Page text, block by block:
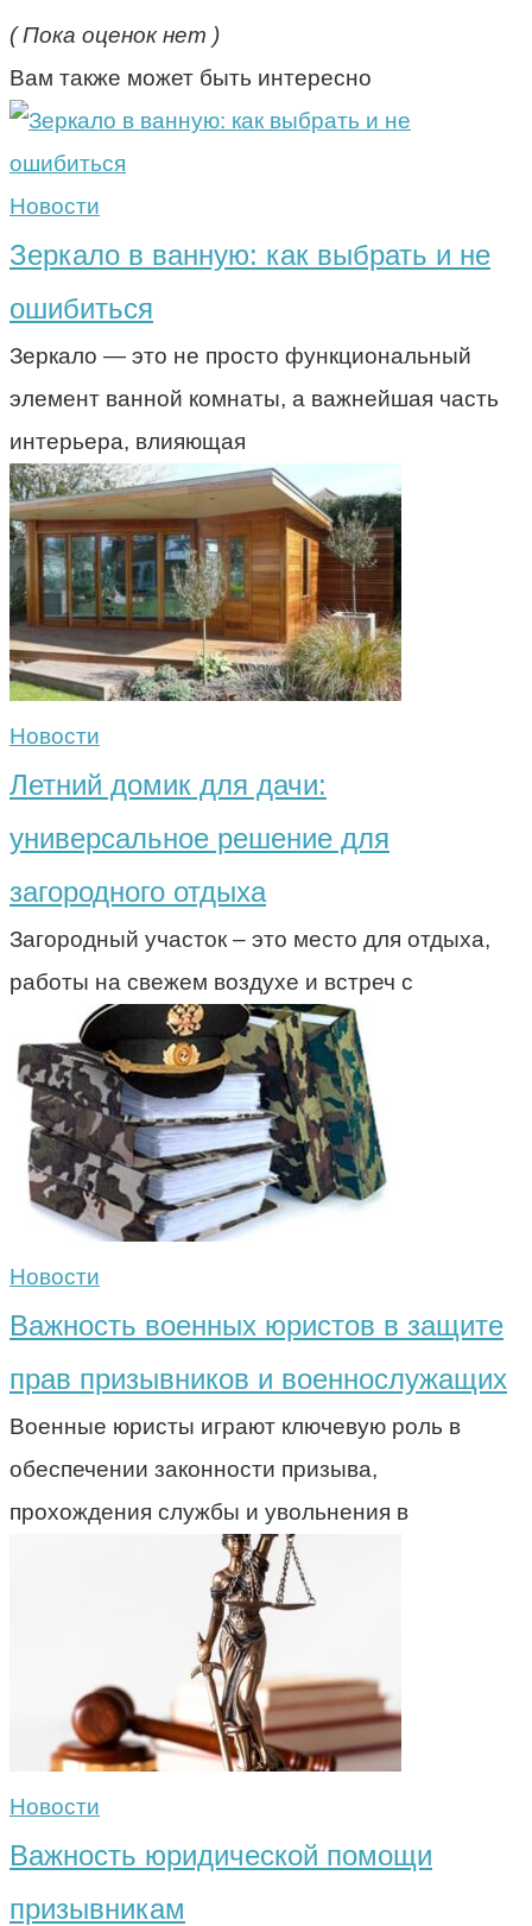
( Пока оценок нет )
Вам также может быть интересно
Новости
Зеркало в ванную: как выбрать и не
ошибиться
Зеркало — это не просто функциональный
элемент ванной комнаты, а важнейшая часть
интерьера, влияющая
Новости
Летний домик для дачи:
универсальное решение для
загородного отдыха
Загородный участок – это место для отдыха,
работы на свежем воздухе и встреч с
Новости
Важность военных юристов в защите
прав призывников и военнослужащих
Военные юристы играют ключевую роль в
обеспечении законности призыва,
прохождения службы и увольнения в
Новости
Важность юридической помощи
призывникам